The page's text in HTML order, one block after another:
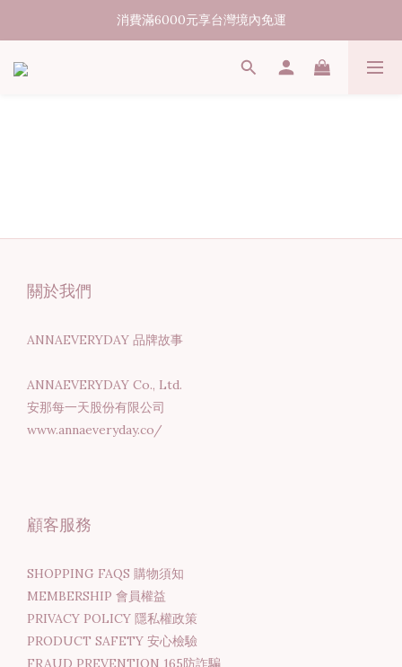
現貨商品｜出貨時間5-10個工作天
消費滿6000元享台灣境內免運
現貨商品｜出貨時間5-10個工作天
關於我們
ANNAEVERYDAY 品牌故事
ANNAEVERYDAY Co., Ltd.
安那每一天股份有限公司
www.annaeveryday.co/
顧客服務
SHOPPING FAQS 購物須知
MEMBERSHIP 會員權益
PRIVACY POLICY 隱私權政策
PRODUCT SAFETY 安心檢驗
FRAUD PREVENTION 165防詐騙